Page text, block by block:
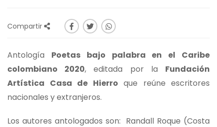
Compartir
Antología Poetas bajo palabra en el Caribe
colombiano 2020, editada por la Fundación
Artística Casa de Hierro que reúne escritores
nacionales y extranjeros.
Los autores antologados son: Randall Roque (Costa